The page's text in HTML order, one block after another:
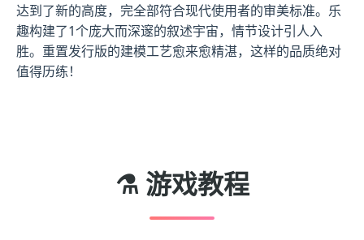
达到了新的高度，完全部符合现代使用者的审美标准。乐
趣构建了1个庞大而深邃的叙述宇宙，情节设计引人入
胜。重置发行版的建模工艺愈来愈精湛，这样的品质绝对
值得历练！
⚗️ 游戏教程